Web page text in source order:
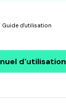
Guide d'utilisation
d'utilisation